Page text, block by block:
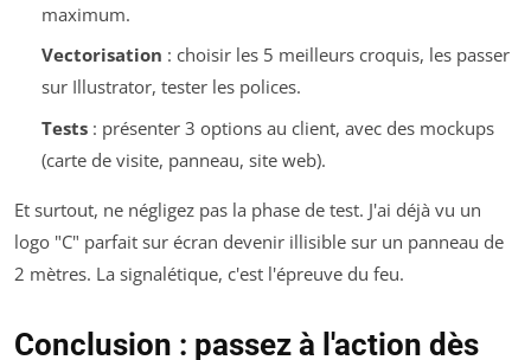
maximum.
Vectorisation : choisir les 5 meilleurs croquis, les passer
sur Illustrator, tester les polices.
Tests: présenter 3 options au client, avec des mockups
(carte de visite, panneau, site web).
Et surtout, ne négligez pas la phase de test. J'ai déjà vu un
logo "C" parfait sur écran devenir illisible sur un panneau de
2 mètres. La signalétique, c'est l'épreuve du feu.
Conclusion : passez à l'action dès